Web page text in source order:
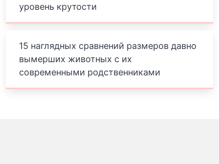
уровень крутости
15 наглядных сравнений размеров давно
вымерших животных с их
современными родственниками